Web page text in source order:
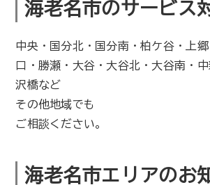
海老名市のサービス
中央・国分北・国分南・柏ケ谷・上
口・勝瀬・大谷・大谷北・大谷南・
沢橋など
その他地域でも
ご相談ください。
海老名市エリアのお